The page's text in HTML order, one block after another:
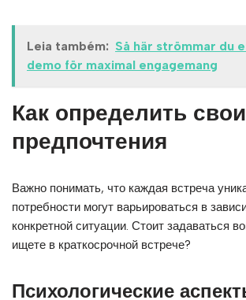
Leia também: Så här strömmar du
demo för maximal engagemang
Как определить свои
предпочтения
Важно понимать, что каждая встреча
потребности могут варьироваться в
конкретной ситуации. Стоит задаваться
ищете в краткосрочной встрече?
Психологические